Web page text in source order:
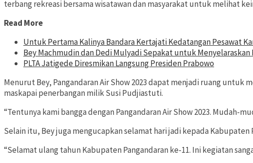
terbang rekreasi bersama wisatawan dan masyarakat untuk melihat
Read More
Untuk Pertama Kalinya Bandara Kertajati Kedatangan Pesawat
Bey Machmudin dan Dedi Mulyadi Sepakat untuk Menyelaraskan
PLTA Jatigede Diresmikan Langsung Presiden Prabowo
Menurut Bey, Pangandaran Air Show 2023 dapat menjadi ruang
maskapai penerbangan milik Susi Pudjiastuti.
“Tentunya kami bangga dengan Pangandaran Air Show 2023. Mudah-
Selain itu, Bey juga mengucapkan selamat hari jadi kepada
“Selamat ulang tahun Kabupaten Pangandaran ke-11. Ini kegiatan